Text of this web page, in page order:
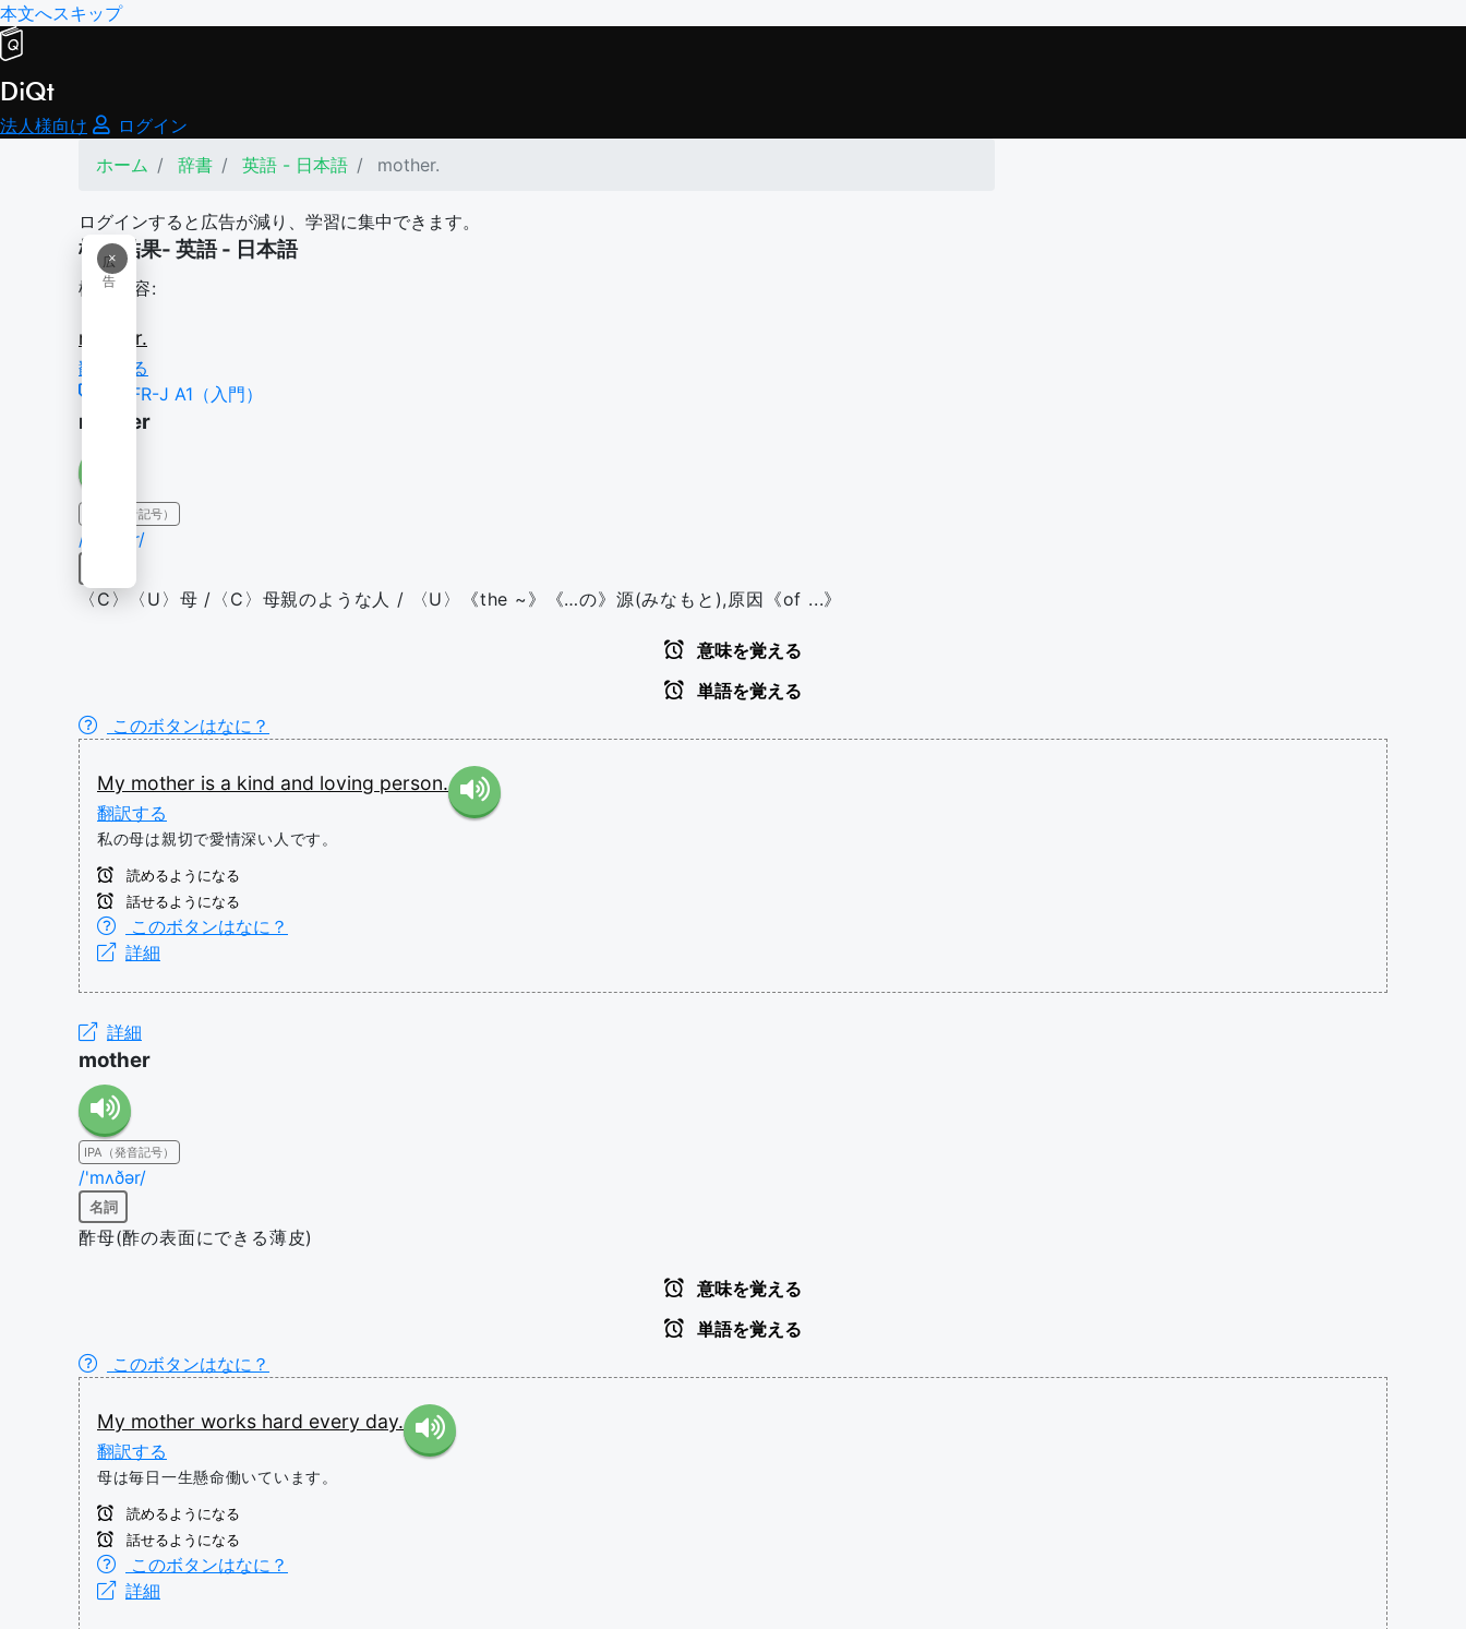
本文へスキップ
DiQt
法人様向け
ログイン
ホーム
辞書 英語 - 日本語 mother.
ログインすると広告が減り、学習に集中できます。
×
広
告
検索結果- 英語 - 日本語
検索内容:
mother.
翻訳する
CEFR-J A1（入門）
mother
IPA（発音記号）
/ˈmʌðər/
〈C〉〈U〉母 /〈C〉母親のような人 / 〈U〉《the ~》《…の》源(みなもと),原因《of ...》
意味を覚える
単語を覚える
このボタンはなに？
My mother is a kind and loving person.
翻訳する
私の母は親切で愛情深い人です。
読めるようになる
話せるようになる
このボタンはなに？
詳細
詳細
mother
IPA（発音記号）
/'mʌðər/
名詞
酢母(酢の表面にできる薄皮)
意味を覚える
単語を覚える
このボタンはなに？
My mother works hard every day.
翻訳する
母は毎日一生懸命働いています。
読めるようになる
話せるようになる
このボタンはなに？
詳細